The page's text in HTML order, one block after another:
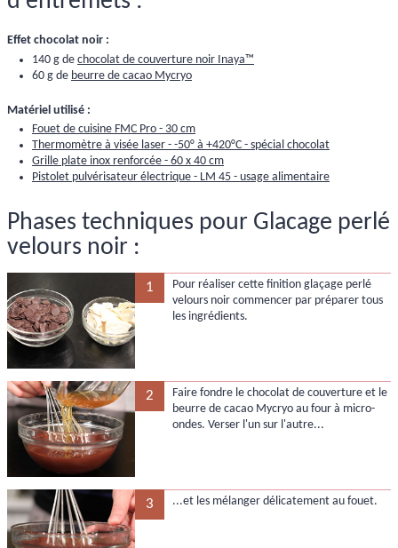
Effet chocolat noir :
140 g de chocolat de couverture noir Inaya™
60 g de beurre de cacao Mycryo
Matériel utilisé :
Fouet de cuisine FMC Pro - 30 cm
Thermomètre à visée laser - -50° à +420°C - spécial chocolat
Grille plate inox renforcée - 60 x 40 cm
Pistolet pulvérisateur électrique - LM 45 - usage alimentaire
Phases techniques pour Glacage perlé
velours noir :
1
Pour réaliser cette finition glaçage perlé
velours noir commencer par préparer tous
les ingrédients.
2
Faire fondre le chocolat de couverture et le
beurre de cacao Mycryo au four à micro-
ondes. Verser l'un sur l'autre...
3 ...et les mélanger délicatement au fouet.